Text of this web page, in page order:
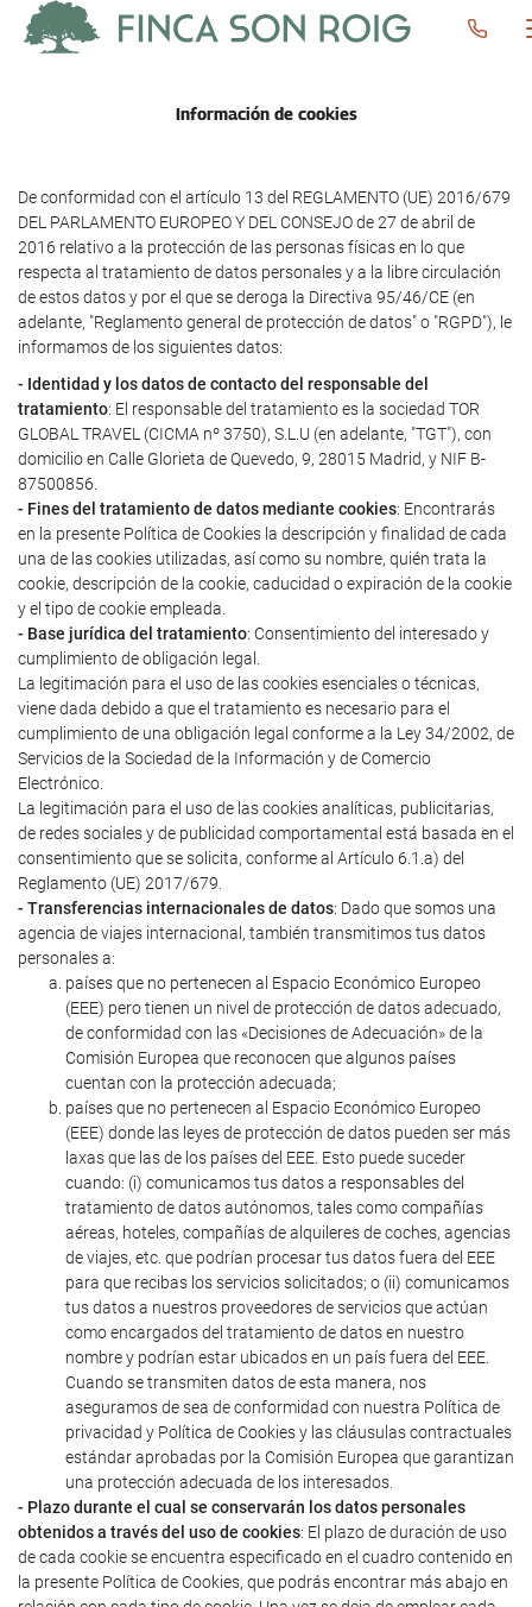
Información de cookies
De conformidad con el artículo 13 del REGLAMENTO (UE) 2016/679
DEL PARLAMENTO EUROPEO Y DEL CONSEJO de 27 de abril de
2016 relativo a la protección de las personas físicas en lo que
respecta al tratamiento de datos personales y a la libre circulación
de estos datos y por el que se deroga la Directiva 95/46/CE (en
adelante, "Reglamento general de protección de datos" o "RGPD"), le
informamos de los siguientes datos:
- Identidad y los datos de contacto del responsable del
tratamiento: El responsable del tratamiento es la sociedad TOR
GLOBAL TRAVEL (CICMA nº 3750), S.L.U (en adelante, "TGT"), con
domicilio en Calle Glorieta de Quevedo, 9, 28015 Madrid, y NIF B-
87500856.
- Fines del tratamiento de datos mediante cookies: Encontrarás
en la presente Política de Cookies la descripción y finalidad de cada
una de las cookies utilizadas, así como su nombre, quién trata la
cookie, descripción de la cookie, caducidad o expiración de la cookie
y el tipo de cookie empleada.
- Base jurídica del tratamiento: Consentimiento del interesado y
cumplimiento de obligación legal.
La legitimación para el uso de las cookies esenciales o técnicas,
viene dada debido a que el tratamiento es necesario para el
cumplimiento de una obligación legal conforme a la Ley 34/2002, de
Servicios de la Sociedad de la Información y de Comercio
Electrónico.
La legitimación para el uso de las cookies analíticas, publicitarias,
de redes sociales y de publicidad comportamental está basada en el
consentimiento que se solicita, conforme al Artículo 6.1.a) del
Reglamento (UE) 2017/679.
- Transferencias internacionales de datos: Dado que somos una
agencia de viajes internacional, también transmitimos tus datos
personales a:
países que no pertenecen al Espacio Económico Europeo
(EEE) pero tienen un nivel de protección de datos adecuado,
de conformidad con las «Decisiones de Adecuación» de la
Comisión Europea que reconocen que algunos países
cuentan con la protección adecuada;
países que no pertenecen al Espacio Económico Europeo
(EEE) donde las leyes de protección de datos pueden ser más
laxas que las de los países del EEE. Esto puede suceder
cuando: (i) comunicamos tus datos a responsables del
tratamiento de datos autónomos, tales como compañías
aéreas, hoteles, compañías de alquileres de coches, agencias
de viajes, etc. que podrían procesar tus datos fuera del EEE
para que recibas los servicios solicitados; o (ii) comunicamos
tus datos a nuestros proveedores de servicios que actúan
como encargados del tratamiento de datos en nuestro
nombre y podrían estar ubicados en un país fuera del EEE.
Cuando se transmiten datos de esta manera, nos
aseguramos de sea de conformidad con nuestra Política de
privacidad y Política de Cookies y las cláusulas contractuales
estándar aprobadas por la Comisión Europea que garantizan
una protección adecuada de los interesados.
- Plazo durante el cual se conservarán los datos personales
obtenidos a través del uso de cookies: El plazo de duración de uso
de cada cookie se encuentra especificado en el cuadro contenido en
la presente Política de Cookies, que podrás encontrar más abajo en